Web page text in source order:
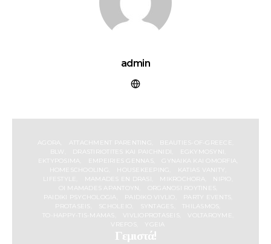
admin
AGORA ATTACHMENT PARENTING
BEAUTIES-OF-GREECE
BLW
DRASTIRIOTITES KAI PAICHNIDI
EGKYMOSYNI
EKTYPOSIMA
EMPEIRIES GENNAS
GYNAIKA KAI OMORFIA
HOMESCHOOLING
HOUSEKEEPING
KATIAS VANITY
LIFESTYLE
MAMADES EN DRASI MIKROCHORA
NIPIO
OI MAMADES APANTOYN
ORGANOSI ROYTINES
PAIDIKI PSYCHOLOGIA
PAIDIKO VIVLIO
PARTY EVENTS
PROTASEIS
SYNTAGES
THILASMOS
TO-HAPPY-TIS-MAMAS
VIVLIOPROTASEIS
VOLTAROYME
VREFOS
YGEIA
Γεμιστά!